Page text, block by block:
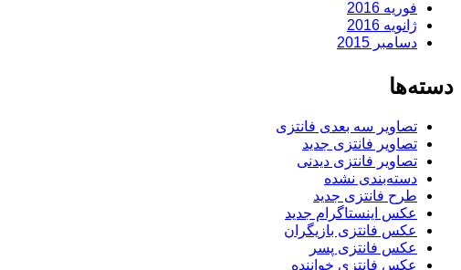
فوریه 2016
ژانویه 2016
دسامبر 2015
دسته‌ها
تصاویر سه بعدی فانتزی
تصاویر فانتزی جدید
تصاویر فانتزی دیدنی
دسته‌بندی نشده
طرح فانتزی جدید
عکس اینستاگرام جدید
عکس فانتزی بازیگران
عکس فانتزی پسر
عکس فانتزی خواننده